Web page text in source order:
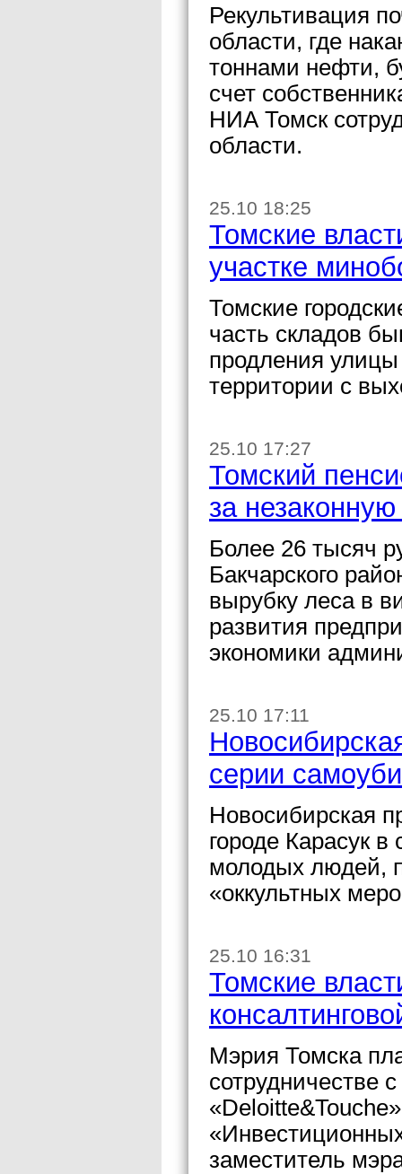
Рекультивация
области, где
тоннами нефти,
счет
НИА Томск
области.
25.10 18:25
Томские
участке
Томские
часть складов
продления
территории с
25.10 17:27
Томский
за
Более 26 тысяч
Бакчарского
вырубку леса в
развития
экономики
25.10 17:11
серии
Новосибирская
городе Карасук
молодых людей,
«оккультных
25.10 16:31
Томские
Мэрия Томска
сотрудничестве
заместитель